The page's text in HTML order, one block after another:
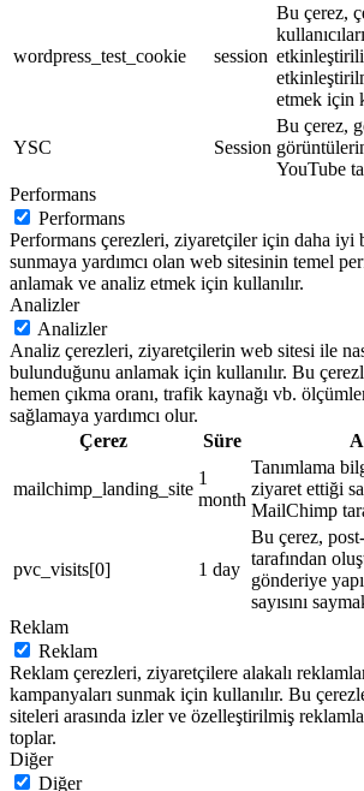
wordpress_test_cookie session
Bu çerez,
etmek için
YSC Session
Bu çerez,
YouTube
Performans
Performans
Performans çerezleri, ziyaretçiler için daha iyi
sunmaya yardımcı olan web sitesinin temel
anlamak ve analiz etmek için kullanılır.
Analizler
Analizler
Analiz çerezleri, ziyaretçilerin web sitesi ile
bulunduğunu anlamak için kullanılır. Bu
hemen çıkma oranı, trafik kaynağı vb.
sağlamaya yardımcı olur.
Çerez
Süre
mailchimp_landing_site
1
month
Tanımlama
ziyaret ettiği
MailChimp
pvc_visits[0] 1 day
Bu çerez,
tarafından
gönderiye
sayısını
Reklam
Reklam
Reklam çerezleri, ziyaretçilere alakalı
kampanyaları sunmak için kullanılır. Bu
siteleri arasında izler ve özelleştirilmiş
toplar.
Diğer
Diğer